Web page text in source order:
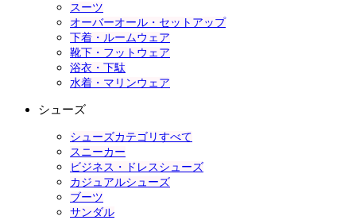
スーツ
オーバーオール・セットアップ
下着・ルームウェア
靴下・フットウェア
浴衣・下駄
水着・マリンウェア
シューズ
シューズカテゴリすべて
スニーカー
ビジネス・ドレスシューズ
カジュアルシューズ
ブーツ
サンダル